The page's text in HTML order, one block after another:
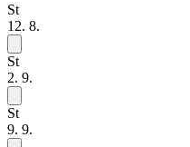
St
12. 8.
St
2. 9.
St
9. 9.